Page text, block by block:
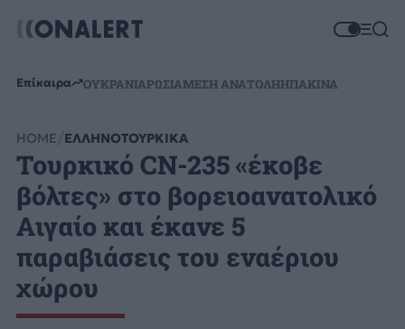
Επίκαιρα ΟΥΚΡΑΝΙΑΡΩΣΙΑΜΕΣΗ ΑΝΑΤΟΛΗΗΠΑΚΙΝΑ
HOME ΕΛΛΗΝΟΤΟΥΡΚΙΚΑ
Τουρκικό CN-235 «έκοβε
βόλτες» στο βορειοανατολικό
Αιγαίο και έκανε 5
παραβιάσεις του εναέριου
χώρου